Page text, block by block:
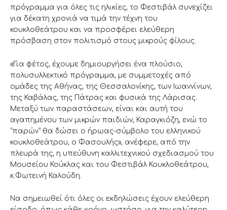
πρόγραμμα για όλες τις ηλικίες, το Φεστιβάλ συνεχίζει
για δέκατη χρονιά να τιμά την τέχνη του
κουκλοθεάτρου και να προσφέρει ελεύθερη
πρόσβαση στον πολιτισμό στους μικρούς φίλους.
«Για φέτος, έχουμε δημιουργήσει ένα πλούσιο,
πολυσυλλεκτικό πρόγραμμα, με συμμετοχές από
ομάδες της Αθήνας, της Θεσσαλονίκης, των Ιωαννίνων,
της Καβάλας, της Πάτρας και φυσικά της Λάρισας.
Μεταξύ των παραστάσεων, είναι και αυτή του
αγαπημένου των μικρών παιδιών, Καραγκιόζη, ενώ το
“παρών” θα δώσει ο ήρωας-σύμβολο του ελληνικού
κουκλοθεάτρου, ο Φασουλής», ανέφερε, από την
πλευρά της, η υπεύθυνη καλλιτεχνικού σχεδιασμού του
Μουσείου Κούκλας και του Φεστιβάλ Κουκλοθεάτρου,
κ.Φωτεινή Καλούδη.
Να σημειωθεί ότι όλες οι εκδηλώσεις έχουν ελεύθερη